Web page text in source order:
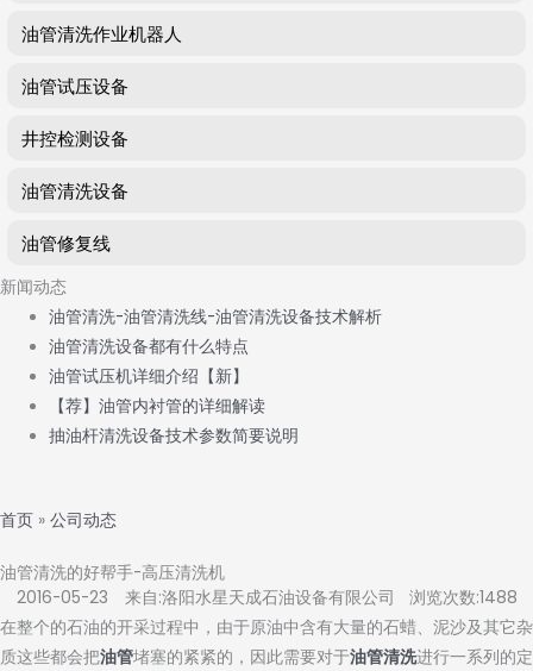
油管清洗作业机器人
油管试压设备
井控检测设备
油管清洗设备
油管修复线
新闻动态
油管清洗-油管清洗线-油管清洗设备技术解析
油管清洗设备都有什么特点
油管试压机详细介绍【新】
【荐】油管内衬管的详细解读
抽油杆清洗设备技术参数简要说明
首页 » 公司动态
油管清洗的好帮手-高压清洗机
2016-05-23 来自:洛阳水星天成石油设备有限公司 浏览次数:1488
在整个的石油的开采过程中，由于原油中含有大量的石蜡、泥沙及其它杂
质这些都会把油管堵塞的紧紧的，因此需要对于油管清洗进行一系列的定